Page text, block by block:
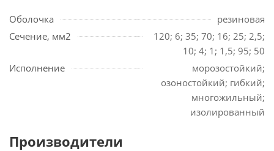
Оболочка
резиновая
Сечение, мм2
120; 6; 35; 70; 16; 25; 2,5;
10; 4; 1; 1,5; 95; 50
Исполнение
морозостойкий;
озоностойкий; гибкий;
многожильный;
изолированный
Производители